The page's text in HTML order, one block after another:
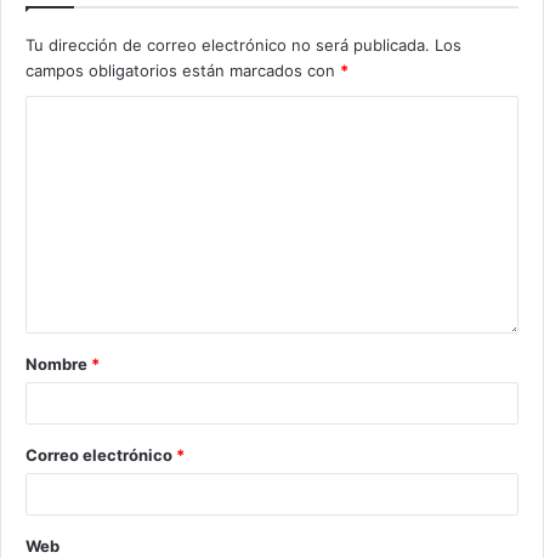
Tu dirección de correo electrónico no será publicada. Los
campos obligatorios están marcados con *
Nombre *
Correo electrónico *
Web